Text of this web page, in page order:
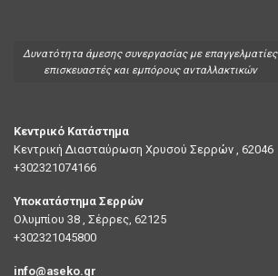
Δυνατότητα άμεσης συνεργασίας με επαγγελματίες
επισκευαστές και εμπόρους ανταλλακτικών
Κεντρικό Κατάστημα
Κεντρική Διασταύρωση Χρυσού Σερρών , 62046
+302321074166
Υποκατάστημα Σερρών
Ολυμπίου 38 , Σέρρες, 62125
+302321045800
info@aseko.gr